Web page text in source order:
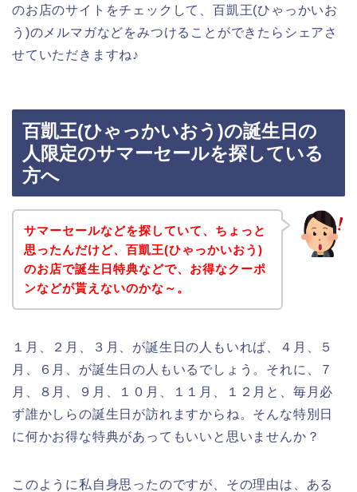
のお店のサイトをチェックして、百凱王(ひゃっかいお
う)のメルマガなどをみつけることができたらシェアさ
せていただきますね♪
百凱王(ひゃっかいおう)の誕生日の
人限定のサマーセールを探している
方へ
サマーセールなどを探していて、ちょっと
思ったんだけど、百凱王(ひゃっかいおう)
のお店で誕生日特典などで、お得なクーポ
ンなどが貰えないのかな～。
１月、２月、３月、が誕生日の人もいれば、４月、５
月、６月、が誕生日の人もいるでしょう。それに、７
月、８月、９月、１０月、１１月、１２月と、毎月必
ず誰かしらの誕生日が訪れますからね。そんな特別日
に何かお得な特典があってもいいと思いませんか？
このように私自身思ったのですが、その理由は、ある